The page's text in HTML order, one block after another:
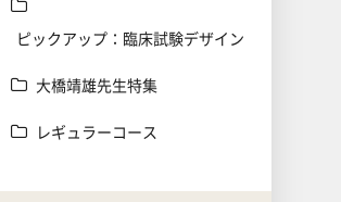
ピックアップ：臨床試験デザイン
大橋靖雄先生特集
レギュラーコース